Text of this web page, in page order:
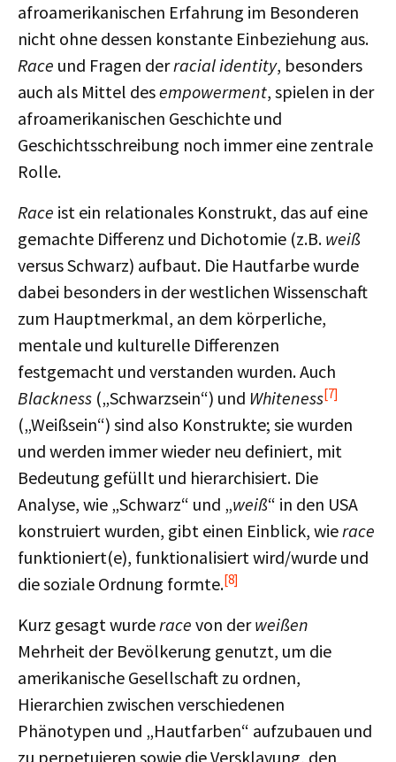
afroamerikanischen Erfahrung im Besonderen
nicht ohne dessen konstante Einbeziehung aus.
Race und Fragen derracial identity, besonders
auch als Mittel desempowerment, spielen in der
afroamerikanischen Geschichte und
Geschichtsschreibung noch immer eine zentrale
Rolle.
Race ist ein relationales Konstrukt, das auf eine
gemachte Differenz und Dichotomie (z.B. weiß
versus Schwarz) aufbaut. Die Hautfarbe wurde
dabei besonders in der westlichen Wissenschaft
zum Hauptmerkmal, an dem körperliche,
mentale und kulturelle Differenzen
festgemacht und verstanden wurden. Auch
Blackness („Schwarzsein“) und Whiteness[7]
(„Weißsein“) sind also Konstrukte; sie wurden
und werden immer wieder neu definiert, mit
Bedeutung gefüllt und hierarchisiert. Die
Analyse, wie „Schwarz“ und „weiß“ in den USA
konstruiert wurden, gibt einen Einblick, wierace
funktioniert(e), funktionalisiert wird/wurde und
die soziale Ordnung formte.[8]
Kurz gesagt wurderace von derweißen
Mehrheit der Bevölkerung genutzt, um die
amerikanische Gesellschaft zu ordnen,
Hierarchien zwischen verschiedenen
Phänotypen und „Hautfarben“ aufzubauen und
zu perpetuieren sowie die Versklavung, den